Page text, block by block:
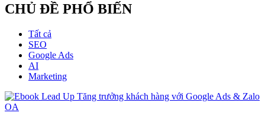
CHỦ ĐỀ PHỔ BIẾN
Tất cả
SEO
Google Ads
AI
Marketing